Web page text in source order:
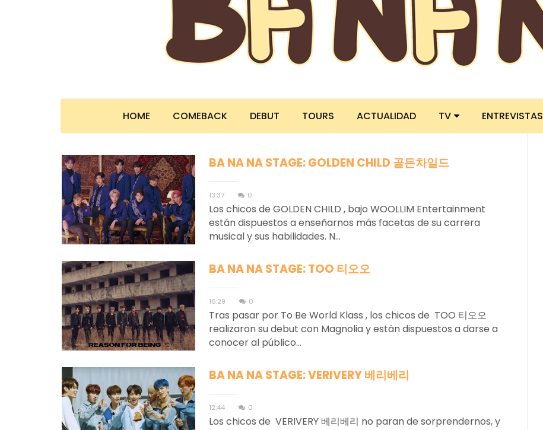
HOME COMEBACK DEBUT TOURS ACTUALIDAD TV ENTREVISTAS
BA NA NA STAGE: GOLDEN CHILD 골든차일드
13:37 0
Los chicos de GOLDEN CHILD , bajo WOOLLIM Entertainment
están dispuestos a enseñarnos más facetas de su carrera
musical y sus habilidades. N...
BA NA NA STAGE: TOO 티오오
16:29 0
Tras pasar por To Be World Klass , los chicos de TOO 티오오
realizaron su debut con Magnolia y están dispuestos a darse a
conocer al público...
BA NA NA STAGE: VERIVERY 베리베리
12:44 0
Los chicos de VERIVERY 베리베리 no paran de sorprendernos, y